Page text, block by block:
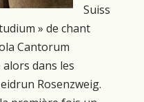
Suiss
» de chant
Cantorum
dans les
Rosenzweig.